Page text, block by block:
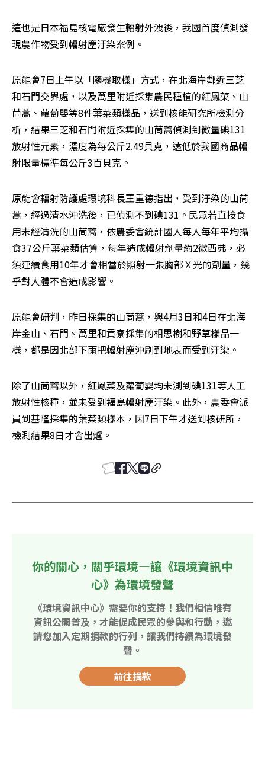
這也是日本福島核電廠發生輻射外洩後，我國首度偵測發
現農作物受到輻射塵汙染案例。
原能會7日上午以「隨機取樣」方式，在北海岸鄰近三芝
和石門交界處，以及萬里附近採集農民種植的紅鳳菜、山
茼蒿、蘿蔔嬰等8件葉菜類樣品，送到核能研究所檢測分
析，結果三芝和石門附近採集的山茼蒿偵測到微量碘131
放射性元素，濃度為每公斤2.49貝克，遠低於我國商品輻
射限量標準每公斤3百貝克。
原能會輻射防護處環境科長王重德指出，受到汙染的山茼
蒿，經過清水沖洗後，已偵測不到碘131。民眾若直接食
用未經清洗的山茼蒿，依農委會統計國人每人每年平均攝
食37公斤葉菜類估算，每年造成輻射劑量約2微西弗，必
須連續食用10年才會相當於照射一張胸部Ｘ光的劑量，幾
乎對人體不會造成影響。
原能會研判，昨日採集的山茼蒿，與4月3日和4日在北海
岸金山、石門、萬里和貢寮採集的相思樹和野草樣品一
樣，都是因北部下雨把輻射塵沖刷到地表而受到汙染。
除了山茼蒿以外，紅鳳菜及蘿蔔嬰均未測到碘131等人工
放射性核種，並未受到福島輻射塵汙染。此外，農委會派
員到基隆採集的葉菜類樣本，因7日下午才送到核研所，
檢測結果8日才會出爐。
你的關心，關乎環境—讓《環境資訊中
心》為環境發聲
《環境資訊中心》需要你的支持！我們相信唯有
資訊公開普及，才能促成民眾的參與和行動，邀
請您加入定期捐款的行列，讓我們持續為環境發
聲。
前往捐款